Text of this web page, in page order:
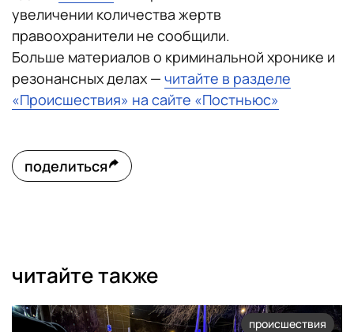
увеличении количества жертв
правоохранители не сообщили.
Больше материалов о криминальной хронике и
резонансных делах — читайте в разделе
«Происшествия» на сайте «Постньюс»
поделиться
читайте также
происшествия